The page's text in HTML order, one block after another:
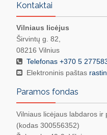
Kontaktai
Vilniaus licėjus
Širvintų g. 82,
08216 Vilnius
Telefonas +370 5
Elektroninis paštas
Paramos fondas
Vilniaus licėjaus labdaros ir
(kodas 300556352)